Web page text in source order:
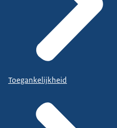
Toegankelijkheid